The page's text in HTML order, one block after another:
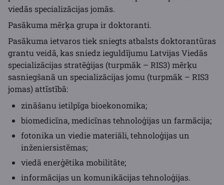
viedās specializācijas jomās.
Pasākuma mērķa grupa ir doktoranti.
Pasākuma ietvaros tiek sniegts atbalsts doktorantūras
grantu veidā, kas sniedz ieguldījumu Latvijas Viedās
specializācijas stratēģijas (turpmāk – RIS3) mērķu
sasniegšanā un specializācijas jomu (turpmāk – RIS3
jomas) attīstībā:
zināšanu ietilpīga bioekonomika;
biomedicīna, medicīnas tehnoloģijas un farmācija;
fotonika un viedie materiāli, tehnoloģijas un
inženiersistēmas;
viedā enerģētika mobilitāte;
informācijas un komunikācijas tehnoloģijas.